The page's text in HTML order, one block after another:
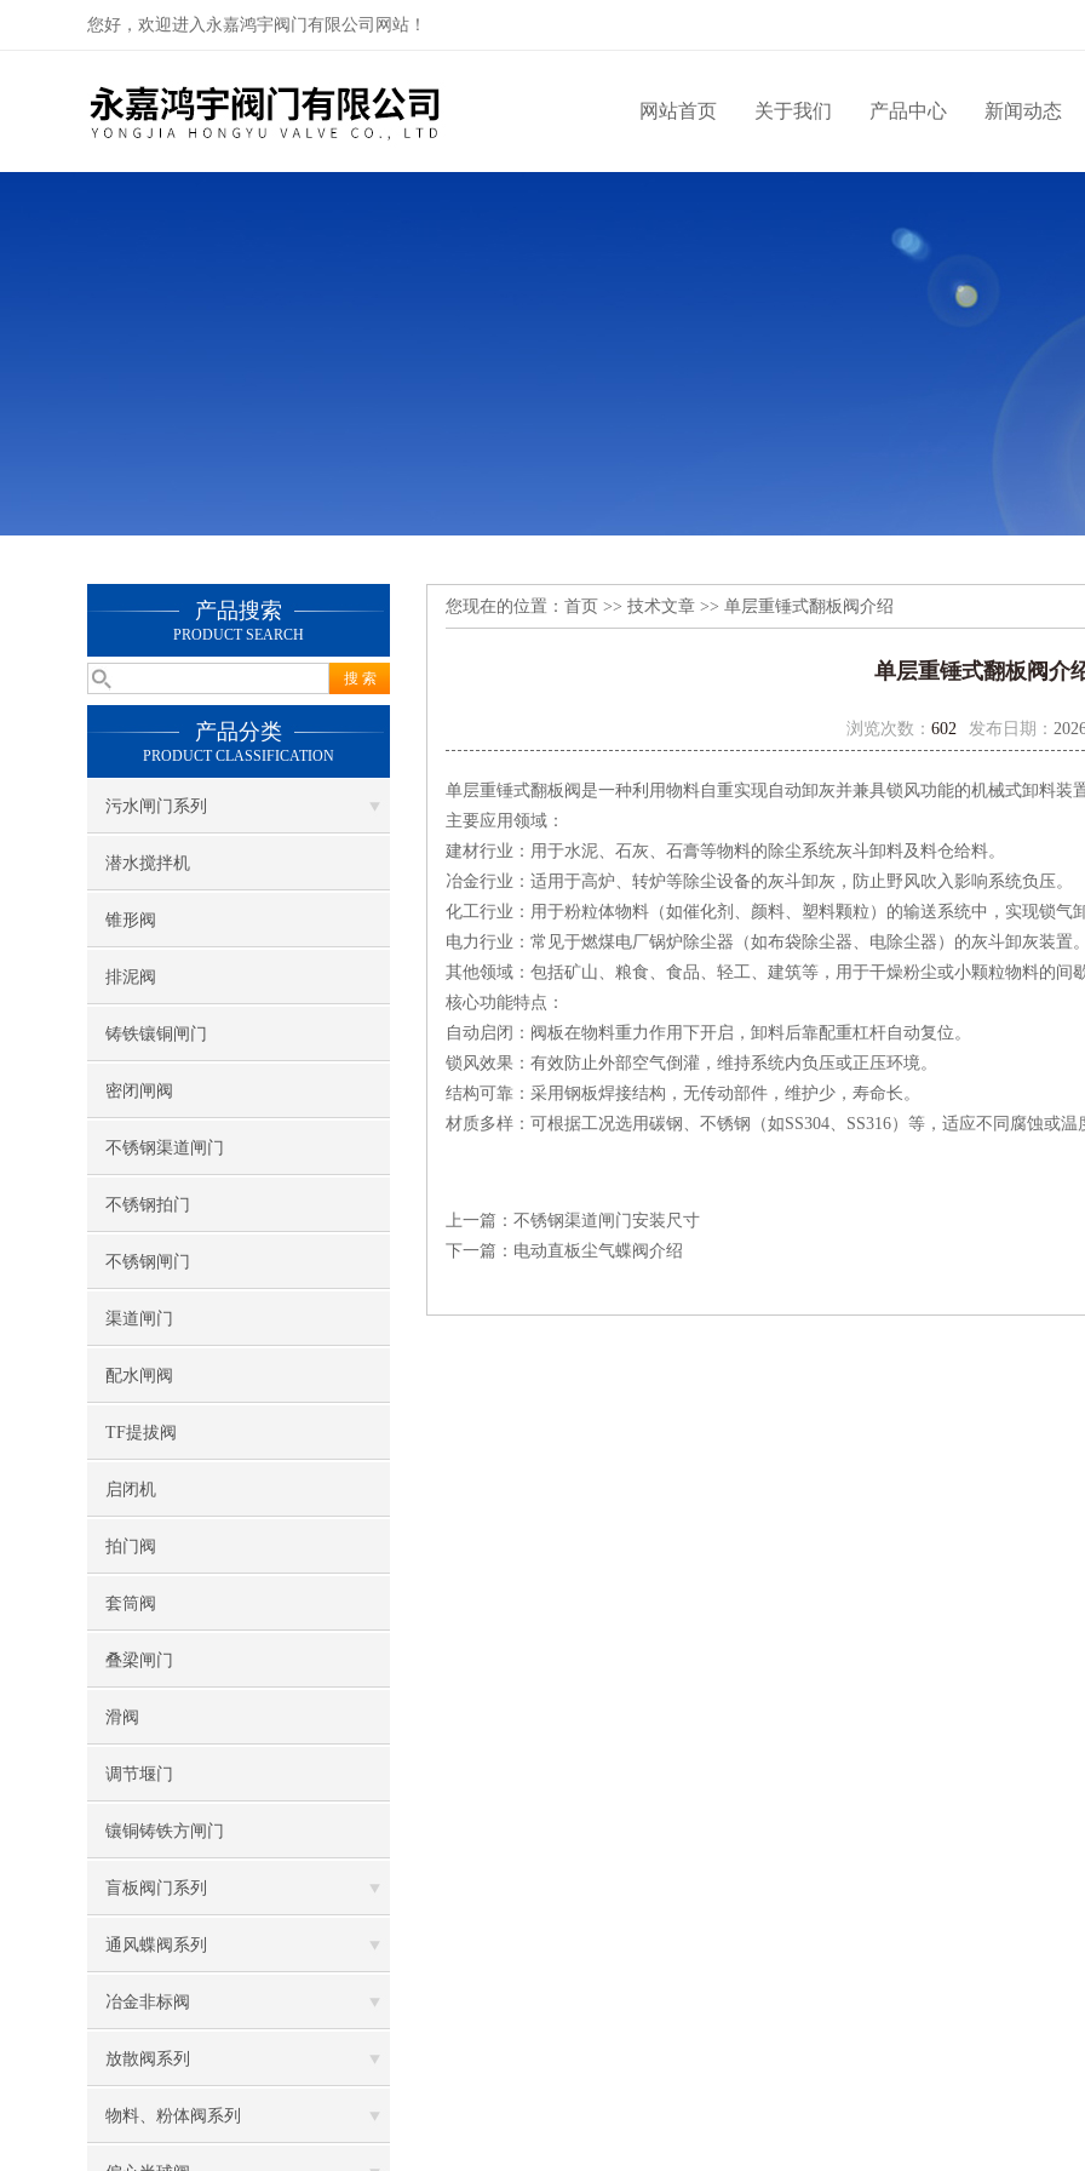
您好，欢迎进入永嘉鸿宇阀门有限公司网站！
网站首页 关于我们 产品中心 新闻动态
产品搜索
PRODUCT SEARCH
产品分类
PRODUCT CLASSIFICATION
污水闸门系列
潜水搅拌机
锥形阀
排泥阀
铸铁镶铜闸门
密闭闸阀
不锈钢渠道闸门
不锈钢拍门
不锈钢闸门
渠道闸门
配水闸阀
TF提拔阀
启闭机
拍门阀
套筒阀
叠梁闸门
滑阀
调节堰门
镶铜铸铁方闸门
盲板阀门系列
通风蝶阀系列
冶金非标阀
放散阀系列
物料、粉体阀系列
您现在的位置： 首页 >> 技术文章 >> 单层重锤式翻板阀介绍
单层重锤式翻板阀介
浏览次数： 602 发布日期：
单层重锤式翻板阀‌是一种利用物料自重实现自动卸灰并兼具锁风功能的机械式卸料装
主要应用领域：
‌建材行业‌：用于水泥、石灰、石膏等物料的除尘系统灰斗卸料及料仓给料。
‌冶金行业‌：适用于高炉、转炉等除尘设备的灰斗卸灰，防止野风吹入影响系统负压。
化工行业‌：用于粉粒体物料（如催化剂、颜料、塑料颗粒）的输送系统中，实现锁气卸
‌电力行业‌：常见于燃煤电厂锅炉除尘器（如布袋除尘器、电除尘器）的灰斗卸灰装置。
其他领域‌：包括矿山、粮食、食品、轻工、建筑等，用于干燥粉尘或小颗粒物料的间
核心功能特点：
‌自动启闭‌：阀板在物料重力作用下开启，卸料后靠配重杠杆自动复位。
‌锁风效果‌：有效防止外部空气倒灌，维持系统内负压或正压环境。
‌结构可靠‌：采用钢板焊接结构，无传动部件，维护少，寿命长。
材质多样‌：可根据工况选用碳钢、不锈钢（如SS304、SS316）等，适应不同腐蚀或温
上一篇： 不锈钢渠道闸门安装尺寸
下一篇： 电动直板尘气蝶阀介绍